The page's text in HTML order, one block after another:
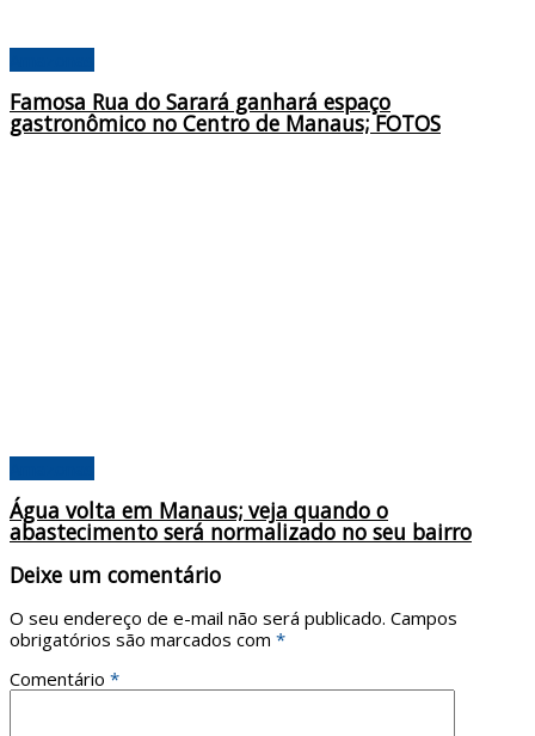
Famosa Rua do Sarará ganhará espaço
gastronômico no Centro de Manaus; FOTOS
Água volta em Manaus; veja quando o
abastecimento será normalizado no seu bairro
Deixe um comentário
O seu endereço de e-mail não será publicado. Campos
obrigatórios são marcados com *
Comentário *